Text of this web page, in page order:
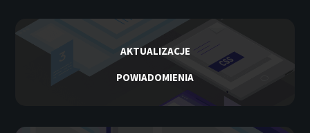
AKTUALIZACJE
POWIADOMIENIA